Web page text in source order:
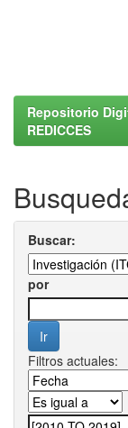
Repositorio
REDICCES
Buscar:
por
Filtros actuales: